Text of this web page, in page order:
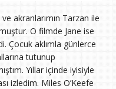
akranlarımın Tarzan ile
O filmde Jane ise
Çocuk aklımla günlerce
tutunup
Yıllar içinde iyisiyle
izledim. Miles O’Keefe